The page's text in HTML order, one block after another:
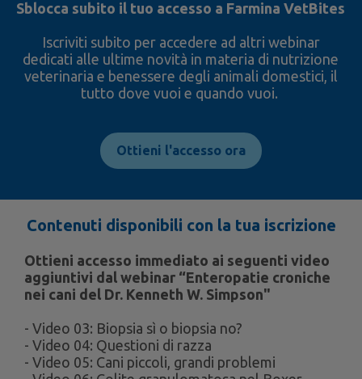
Sblocca subito il tuo accesso a Farmina VetBites
Iscriviti subito per accedere ad altri webinar
dedicati alle ultime novità in materia di nutrizione
veterinaria e benessere degli animali domestici, il
tutto dove vuoi e quando vuoi.
Ottieni l'accesso ora
Contenuti disponibili con la tua iscrizione
Ottieni accesso immediato ai seguenti video
aggiuntivi dal webinar “Enteropatie croniche
nei cani del Dr. Kenneth W. Simpson"
- Video 03: Biopsia sì o biopsia no?
- Video 04: Questioni di razza
- Video 05: Cani piccoli, grandi problemi